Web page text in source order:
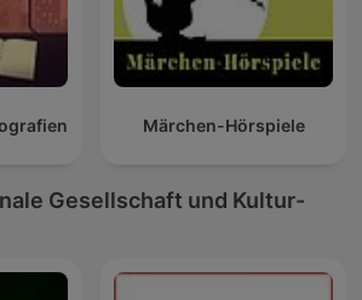
Märchen-Hörspiele
Gesellschaft und Kultur-